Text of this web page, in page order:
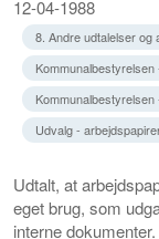
12-04-1988
8. Andre udtalelser og
Udvalg -
Udtalt, at
eget brug, som
interne